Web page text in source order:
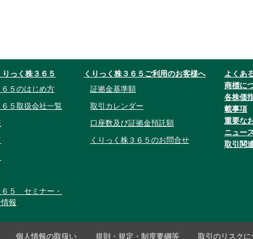
っく株３６５
５のはじめ方
５取扱会社一覧
６５ セミナー・
報
くりっく株３６５ご利用のお客様へ
証拠金基準額
取引カレンダー
口座数及び証拠金預託額
くりっく株３６５のお問合せ
よくあ
商標に
各株価
載事項
重要な
ニュー
取引関
個人情報の取扱い 規則・規定・制度要綱等 取引のリスクに